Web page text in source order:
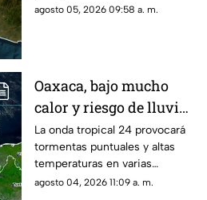
viento en la mayor parte del
agosto 05, 2026 09:58 a. m.
Oaxaca, bajo mucho
calor y riesgo de lluvias
aisladas para este
martes
La onda tropical 24 provocará
tormentas puntuales y altas
temperaturas en varias
regiones.
agosto 04, 2026 11:09 a. m.